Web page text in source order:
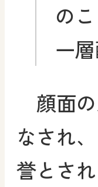
の
一
顔面
なされ
誉とさ